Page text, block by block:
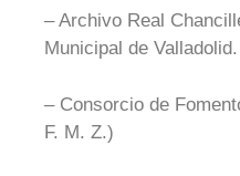
– Archivo Real
Municipal de
– Consorcio de
F. M. Z.)